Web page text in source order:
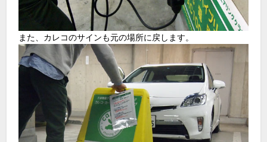
また、カレコのサインも元の場所に戻します。